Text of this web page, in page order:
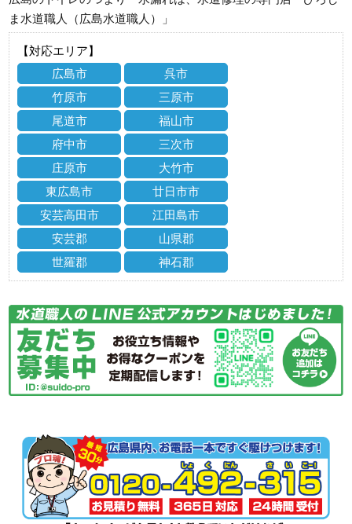
ま水道職人（広島水道職人）」
【対応エリア】
広島市
呉市
竹原市
三原市
尾道市
福山市
府中市
三次市
庄原市
大竹市
東広島市
廿日市市
安芸高田市
江田島市
安芸郡
山県郡
世羅郡
神石郡